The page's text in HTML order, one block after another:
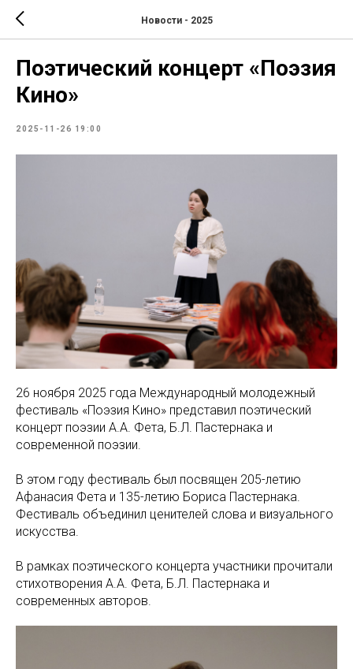
Новости - 2025
Поэтический концерт «Поэзия
Кино»
2025-11-26 19:00
26 ноября 2025 года Международный молодежный
фестиваль «Поэзия Кино» представил поэтический
концерт поэзии А.А. Фета, Б.Л. Пастернака и
современной поэзии.
В этом году фестиваль был посвящен 205-летию
Афанасия Фета и 135-летию Бориса Пастернака.
Фестиваль объединил ценителей слова и визуального
искусства.
В рамках поэтического концерта участники прочитали
стихотворения А.А. Фета, Б.Л. Пастернака и
современных авторов.